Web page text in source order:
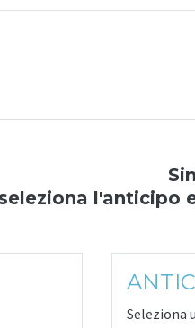
seleziona l'anticipo
Seleziona